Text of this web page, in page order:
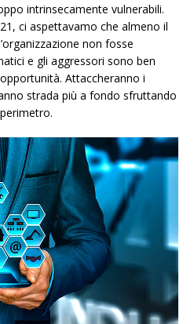
intrinsecamente vulnerabili.
ci aspettavamo che almeno il
non fosse
e gli aggressori sono ben
Attaccheranno i
strada più a fondo sfruttando